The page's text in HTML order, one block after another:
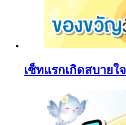
เซ็ทแรกเกิดสบายใจ